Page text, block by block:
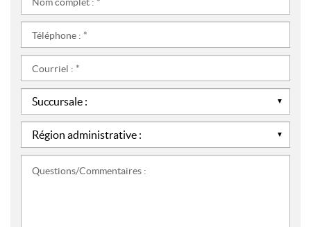
complet
:
*
*Succursale
*Région
administrative
: